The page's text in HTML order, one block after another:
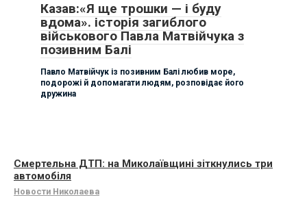
Казав:«Я ще трошки — і буду
вдома». історія загиблого
військового Павла Матвійчука з
позивним Балі
Павло Матвійчук із позивним Балі любив море,
подорожі й допомагати людям, розповідає його
дружина
Смертельна ДТП: на Миколаївщині зіткнулись три
автомобіля
Новости Николаева